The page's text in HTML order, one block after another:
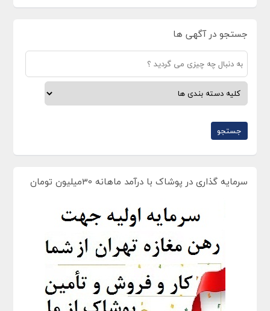
جستجو در آگهی ها
سرمایه گذاری در پوشاک با درآمد ماهانه 30میلیون تومان